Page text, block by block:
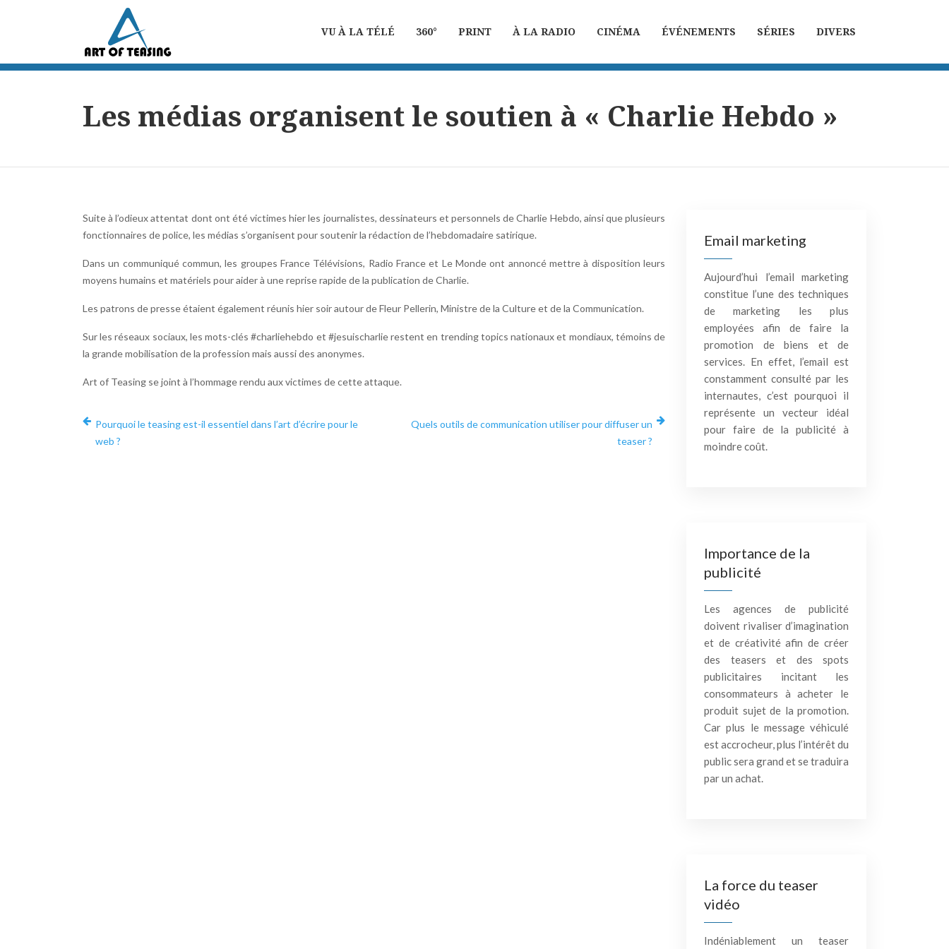
VU À LA TÉLÉ 360° PRINT À LA RADIO CINÉMA ÉVÉNEMENTS SÉRIES DIVERS
Les médias organisent le soutien à « Charlie Hebdo »
Suite à l’odieux attentat dont ont été victimes hier les journalistes, dessinateurs et personnels de Charlie Hebdo, ainsi que plusieurs
fonctionnaires de police, les médias s’organisent pour soutenir la rédaction de l’hebdomadaire satirique.
Dans un communiqué commun, les groupes France Télévisions, Radio France et Le Monde ont annoncé mettre à disposition leurs
moyens humains et matériels pour aider à une reprise rapide de la publication de Charlie.
Les patrons de presse étaient également réunis hier soir autour de Fleur Pellerin, Ministre de la Culture et de la Communication.
Sur les réseaux sociaux, les mots-clés #charliehebdo et #jesuischarlie restent en trending topics nationaux et mondiaux, témoins de
la grande mobilisation de la profession mais aussi des anonymes.
Art of Teasing se joint à l’hommage rendu aux victimes de cette attaque.
Pourquoi le teasing est-il essentiel dans l’art d’écrire pour le
web ?
Quels outils de communication utiliser pour diffuser un
teaser ?
Email marketing
Aujourd’hui l’email marketing
constitue l’une des techniques
de marketing les plus
employées afin de faire la
promotion de biens et de
services. En effet, l’email est
constamment consulté par les
internautes, c’est pourquoi il
représente un vecteur idéal
pour faire de la publicité à
moindre coût.
Importance de la
publicité
Les agences de publicité
doivent rivaliser d’imagination
et de créativité afin de créer
des teasers et des spots
publicitaires incitant les
consommateurs à acheter le
produit sujet de la promotion.
Car plus le message véhiculé
est accrocheur, plus l’intérêt du
public sera grand et se traduira
par un achat.
La force du teaser
vidéo
Indéniablement un teaser